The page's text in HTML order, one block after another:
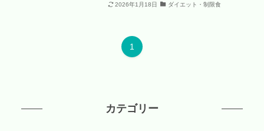
2026年1月18日 ダイエット・制限食
1
カテゴリー